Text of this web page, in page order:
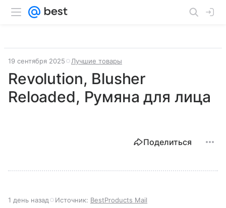
19 сентября 2025 Лучшие товары
Revolution, Blusher
Reloaded, Румяна для лица
Поделиться
1 день назад Источник: BestProducts Mail